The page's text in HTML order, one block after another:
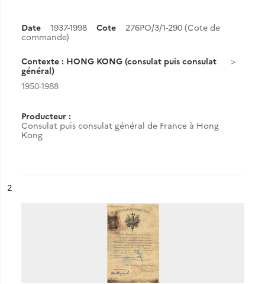
Date 1937-1998 Cote
276PO/3/1-290 (Cote de
commande)
Contexte : HONG KONG (consulat puis consulat
général)
1950-1988
Producteur :
Consulat puis consulat général de France à Hong
Kong
n°
2